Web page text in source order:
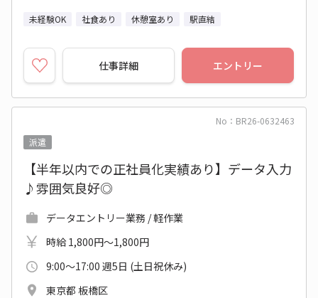
未経験OK 社食あり 休憩室あり 駅直結
仕事詳細 エントリー
No：BR26-0632463
派遣
【半年以内での正社員化実績あり】データ入力
♪雰囲気良好◎
データエントリー業務 / 軽作業
時給 1,800円～1,800円
9:00～17:00 週5日 (土日祝休み)
東京都 板橋区